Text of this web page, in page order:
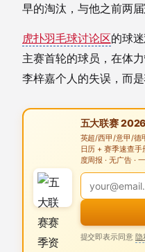
早的淘汰，与他之前两
虎扑羽毛球讨论区的球
主赛首轮的球员，在体
李梓嘉个人的失误，而
五大联赛
英超/西甲/意甲/德
日历 + 赛季速查
度周报 · 无广告 ·
提交即表示同意隐